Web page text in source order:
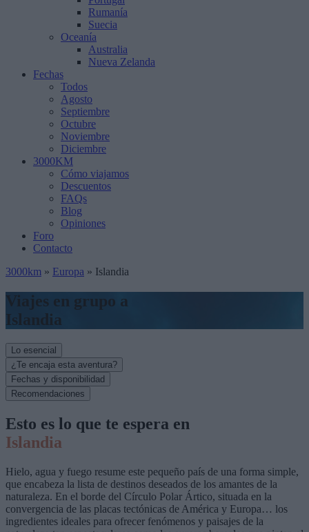
Rumanía
Suecia
Oceanía
Australia
Nueva Zelanda
Fechas
Todos
Agosto
Septiembre
Octubre
Noviembre
Diciembre
3000KM
Cómo viajamos
Descuentos
FAQs
Blog
Opiniones
Foro
Contacto
3000km » Europa » Islandia
Viajes en grupo a
Islandia
Lo esencial
¿Te encaja esta aventura?
Fechas y disponibilidad
Recomendaciones
Esto es lo que te espera en
Islandia
Hielo, agua y fuego resume este pequeño país de una forma simple,
que encabeza la lista de destinos deseados de los amantes de la
naturaleza. En el borde del Círculo Polar Ártico, situada en la
convergencia de las placas tectónicas de América y Europa… los
ingredientes ideales para ofrecer fenómenos y paisajes de la